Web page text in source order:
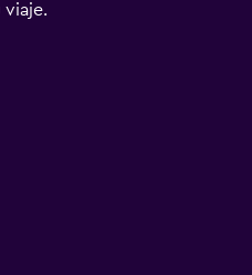
viaje.